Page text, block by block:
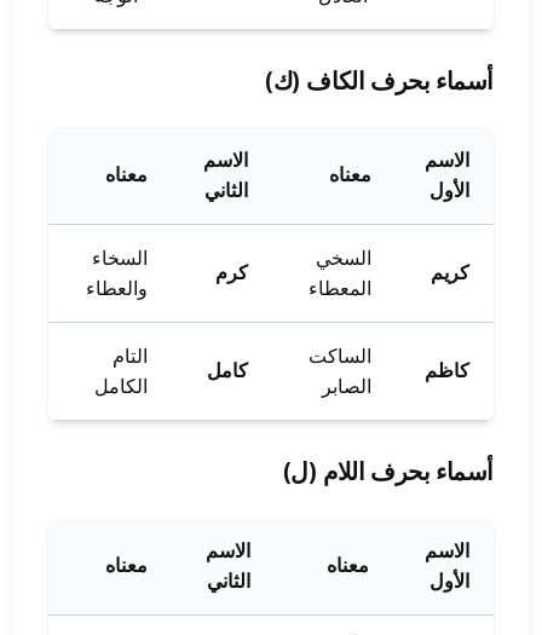
أسماء بحرف الكاف (ك)
الاسم
الأول
معناه
الاسم
الثاني
معناه
كريم
السخي
المعطاء
كرم
السخاء
والعطاء
كاظم
الساكت
الصابر
كامل
التام
الكامل
أسماء بحرف اللام (ل)
الاسم
الأول
معناه
الاسم
الثاني
معناه